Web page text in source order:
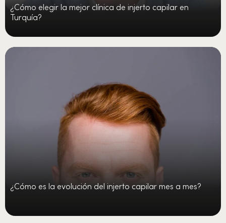
¿Cómo elegir la mejor clínica de injerto capilar en
Turquía?
¿Cómo es la evolución del injerto capilar mes a mes?